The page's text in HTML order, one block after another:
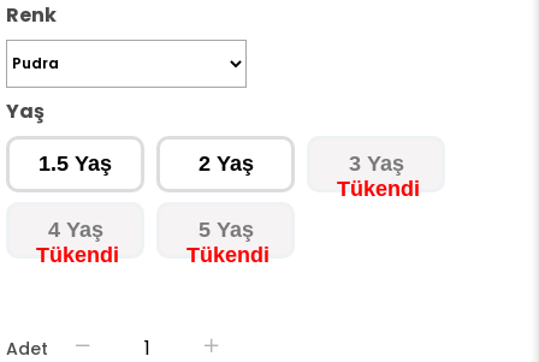
Renk
Yaş
1.5 Yaş 2 Yaş 3 Yaş
4 Yaş 5 Yaş
Adet